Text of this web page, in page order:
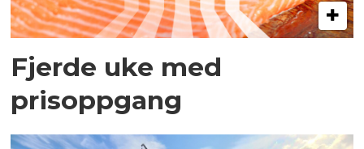
Fjerde uke med
prisoppgang